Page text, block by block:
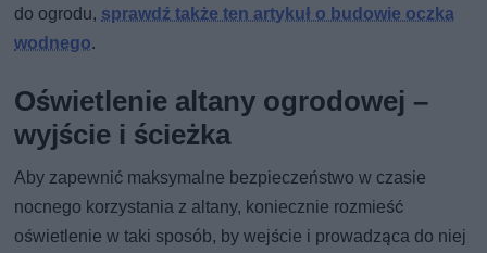
do ogrodu, sprawdź także ten artykuł o budowie oczka
wodnego.
Oświetlenie altany ogrodowej –
wyjście i ścieżka
Aby zapewnić maksymalne bezpieczeństwo w czasie
nocnego korzystania z altany, koniecznie rozmieść
oświetlenie w taki sposób, by wejście i prowadząca do niej